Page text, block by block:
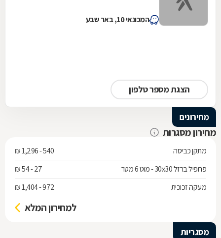
המכונאי 10, באר שבע
הצגת מספר טלפון
מחירונים
מחירון מסגרות
מתקן כביסה
540 - 1,296 ₪
פרופיל ברזל 30x30 - מוט 6 מטר
27 - 54 ₪
מעקה זכוכית
972 - 1,404 ₪
למחירון המלא
מסגריות